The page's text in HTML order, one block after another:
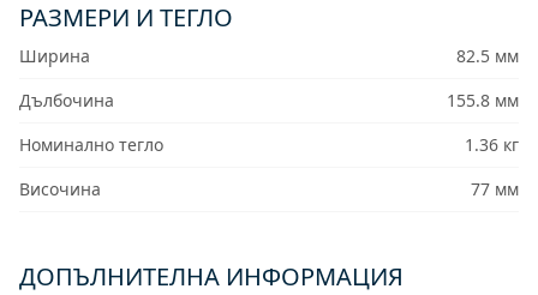
РАЗМЕРИ И ТЕГЛО
Ширина
82.5 мм
Дълбочина
155.8 мм
Номинално тегло
1.36 кг
Височина
77 мм
ДОПЪЛНИТЕЛНА ИНФОРМАЦИЯ